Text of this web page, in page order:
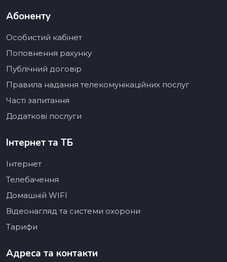
Абоненту
Особистий кабінет
Поповнення рахунку
Публічний договір
Правила надання телекомунікаційних послуг
Часті запитання
Додаткові послуги
Інтернет та ТБ
Інтернет
Телебачення
Домашній WIFI
Відеонагляд та системи охорони
Тарифи
Адреса та контакти